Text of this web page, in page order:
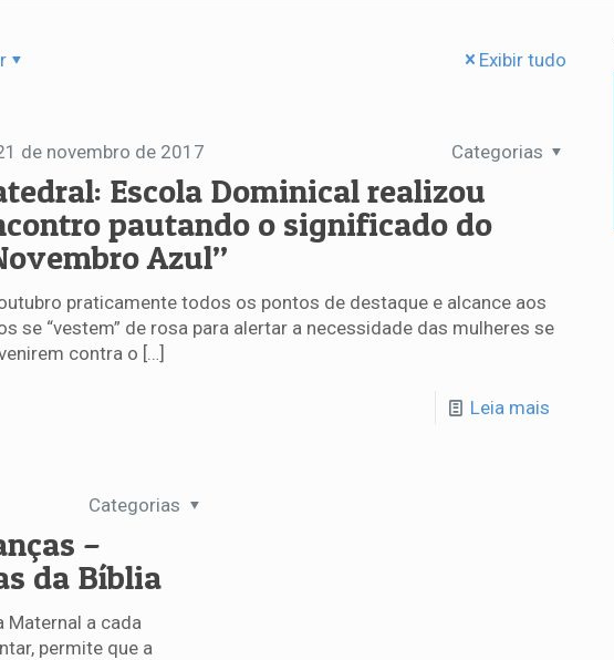
Exibir tudo
de novembro de 2017 Categorias
Escola Dominical realizou
pautando o significado do
Azul”
praticamente todos os pontos de destaque e alcance aos
se “vestem” de rosa para alertar a necessidade das mulheres se
contra o […]
Leia mais
Categorias
–
da Bíblia
Maternal a cada
permite que a